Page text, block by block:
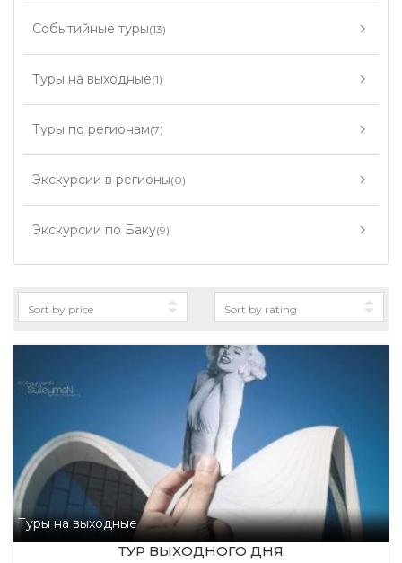
Событийные туры(13)
Туры на выходные(1)
Туры по регионам(7)
Экскурсии в регионы(0)
Экскурсии по Баку(9)
Туры на выходные
ТУР ВЫХОДНОГО ДНЯ